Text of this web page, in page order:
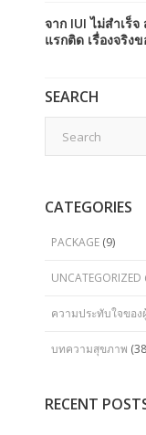
จาก IUI ไม่สำเร็จ
แรกติด เรื่องจริง
SEARCH
CATEGORIES
PACKAGE (9)
UNCATEGORIZED
ความประทับใจของ
บทความสุขภาพ
RECENT